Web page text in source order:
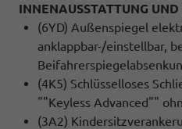
INNENAUSSTATTUNG
(6YD) Außenspiegel
anklappbar-/einstellbar,
(4K5) Schlüsselloses
""Keyless Advanced""
(3A2)